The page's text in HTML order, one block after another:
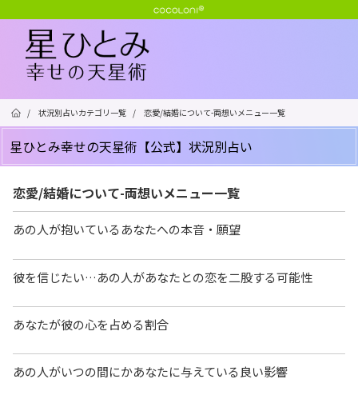
/ 状況別占いカテゴリ一覧 / 恋愛/結婚について-両想いメニュー一覧
星ひとみ幸せの天星術【公式】状況別占い
恋愛/結婚について-両想いメニュー一覧
あの人が抱いているあなたへの本音・願望
彼を信じたい…あの人があなたとの恋を二股する可能性
あなたが彼の心を占める割合
あの人がいつの間にかあなたに与えている良い影響